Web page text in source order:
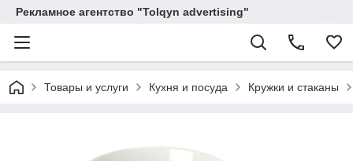
Рекламное агентство "Tolqyn advertising"
Товары и услуги Кухня и посуда Кружки и стаканы